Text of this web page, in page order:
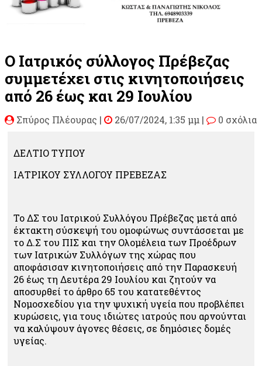
Ο Ιατρικός σύλλογος Πρέβεζας
συμμετέχει στις κινητοποιήσεις
από 26 έως και 29 Ιουλίου
Σπύρος Πλέουρας | 26/07/2024, 1:35 μμ | 0 σχόλια
ΔΕΛΤΙΟ ΤΥΠΟΥ
ΙΑΤΡΙΚΟΥ ΣΥΛΛΟΓΟΥ ΠΡΕΒΕΖΑΣ
Το ΔΣ του Ιατρικού Συλλόγου Πρέβεζας μετά από
έκτακτη σύσκεψή του ομοφώνως συντάσσεται με
το Δ.Σ του ΠΙΣ και την Ολομέλεια των Προέδρων
των Ιατρικών Συλλόγων της χώρας που
αποφάσισαν κινητοποιήσεις από την Παρασκευή
26 έως τη Δευτέρα 29 Ιουλίου και ζητούν να
αποσυρθεί το άρθρο 65 του κατατεθέντος
Νομοσχεδίου για την ψυχική υγεία που προβλέπει
κυρώσεις, για τους ιδιώτες ιατρούς που αρνούνται
να καλύψουν άγονες θέσεις, σε δημόσιες δομές
υγείας.